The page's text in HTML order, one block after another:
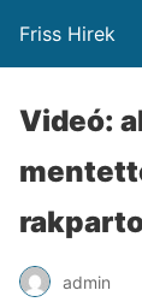
Friss Hirek
Videó:
admin